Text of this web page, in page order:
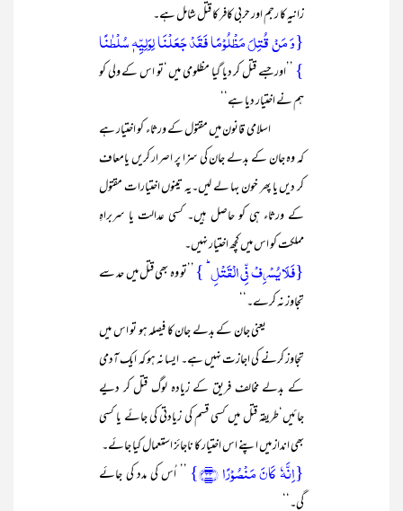
زانیہ کا رجم اور حربی کافر کا قتل شامل ہے۔
{وَ مَنۡ قُتِلَ مَظۡلُوۡمًا فَقَدۡ جَعَلۡنَا لِوَلِیِّہٖ سُلۡطٰنًا
} ’’اور جسے قتل کر دیا گیا مظلومی میں ‘تو اس کے ولی کو
ہم نے اختیار دیا ہے‘‘
اسلامی قانون میں مقتول کے ورثاء کو اختیار ہے
کہ وہ جان کے بدلے جان کی سزا پر اصرار کریں یامعاف
کر دیں یا پھر خون بہا لے لیں۔یہ تینوں اختیارات مقتول
کے ورثاء ہی کو حاصل ہیں۔ کسی عدالت یا سربراہِ
مملکت کو اس میں کچھ اختیار نہیں۔
{فَلَا یُسۡرِفۡ فِّی الۡقَتۡلِ ؕ } ’’تو وہ بھی قتل میں حد سے
تجاوز نہ کرے۔‘‘
یعنی جان کے بدلے جان کا فیصلہ ہو تو اس میں
تجاوز کرنے کی اجازت نہیں ہے۔ ایسا نہ ہو کہ ایک آدمی
کے بدلے مخالف فریق کے زیادہ لوگ قتل کر دیے
جائیں‘طریقہ قتل میں کسی قسم کی زیادتی کی جائے یا کسی
بھی انداز میں اپنے اس اختیار کا ناجائز استعمال کیا جائے۔
{اِنَّہٗ کَانَ مَنۡصُوۡرًا ﴿۳۳﴾}
’’ اُس کی مدد کی جائے
گی۔‘‘